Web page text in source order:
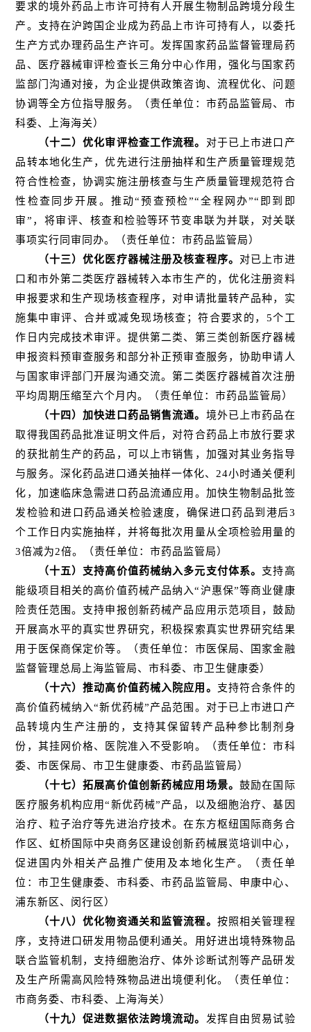
要求的境外药品上市许可持有人开展生物制品跨境分段生
产。支持在沪跨国企业成为药品上市许可持有人，以委托
生产方式办理药品生产许可。发挥国家药品监督管理局药
品、医疗器械审评检查长三角分中心作用，强化与国家药
监部门沟通对接，为企业提供政策咨询、流程优化、问题
协调等全方位指导服务。（责任单位：市药品监管局、市
科委、上海海关）
（十二）优化审评检查工作流程。 对于已上市进口产
品转本地化生产，优先进行注册抽样和生产质量管理规范
符合性检查，协调实施注册核查与生产质量管理规范符合
性检查同步开展。推动“预查预检”“全程网办”“即到即
审”，将审评、核查和检验等环节变串联为并联，对关联
事项实行同审同办。（责任单位：市药品监管局）
（十三）优化医疗器械注册及核查程序。 对已上市进
口和市外第二类医疗器械转入本市生产的，优化注册资料
申报要求和生产现场核查程序，对申请批量转产品种，实
施集中审评、合并或减免现场核查；符合要求的，5个工
作日内完成技术审评。提供第二类、第三类创新医疗器械
申报资料预审查服务和部分补正预审查服务，协助申请人
与国家审评部门开展沟通交流。第二类医疗器械首次注册
平均周期压缩至六个月内。（责任单位：市药品监管局）
（十四）加快进口药品销售流通。 境外已上市药品在
取得我国药品批准证明文件后，对符合药品上市放行要求
的获批前生产的药品，可以上市销售，加强对其业务指导
与服务。深化药品进口通关抽样一体化、24小时通关便利
化，加速临床急需进口药品流通应用。加快生物制品批签
发检验和进口药品通关检验速度，确保进口药品到港后3
个工作日内实施抽样，并将每批次用量从全项检验用量的
3倍减为2倍。（责任单位：市药品监管局）
（十五）支持高价值药械纳入多元支付体系。 支持高
能级项目相关的高价值药械产品纳入“沪惠保”等商业健康
险责任范围。支持申报创新药械产品应用示范项目，鼓励
开展高水平的真实世界研究，积极探索真实世界研究结果
用于医保商保定价等。（责任单位：市医保局、国家金融
监督管理总局上海监管局、市科委、市卫生健康委）
（十六）推动高价值药械入院应用。 支持符合条件的
高价值药械纳入“新优药械”产品范围。对于已上市进口产
品转境内生产注册的，支持其保留转产品种参比制剂身
份，其挂网价格、医院准入不受影响。（责任单位：市科
委、市医保局、市卫生健康委、市药品监管局）
（十七）拓展高价值创新药械应用场景。鼓励在国际
医疗服务机构应用“新优药械”产品，以及细胞治疗、基因
治疗、粒子治疗等先进治疗技术。在东方枢纽国际商务合
作区、虹桥国际中央商务区建设创新药械展览培训中心，
促进国内外相关产品推广使用及本地化生产。（责任单
位：市卫生健康委、市科委、市药品监管局、申康中心、
浦东新区、闵行区）
（十八）优化物资通关和监管流程。 按照相关管理程
序，支持进口研发用物品便利通关。用好进出境特殊物品
联合监管机制，支持细胞治疗、体外诊断试剂等产品研发
及生产所需高风险特殊物品进出境便利化。（责任单位：
市商务委、市科委、上海海关）
（十九）促进数据依法跨境流动。 发挥自由贸易试验